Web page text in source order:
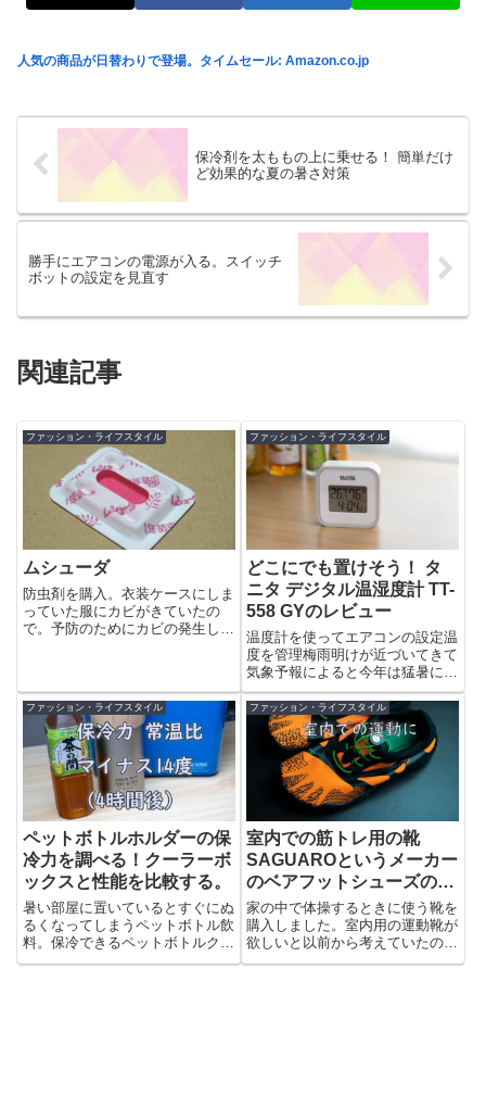
人気の商品が日替わりで登場。タイムセール: Amazon.co.jp
保冷剤を太ももの上に乗せる！ 簡単だけ
ど効果的な夏の暑さ対策
勝手にエアコンの電源が入る。スイッチ
ボットの設定を見直す
関連記事
ファッション・ライフスタイル
ムシューダ
防虫剤を購入。衣装ケースにしま
っていた服にカビがきていたの
で。予防のためにカビの発生して
ファッション・ライフスタイル
どこにでも置けそう！ タ
ニタ デジタル温湿度計 TT-
558 GYのレビュー
温度計を使ってエアコンの設定温
度を管理梅雨明けが近づいてきて
気象予報によると今年は猛暑にな
りそうとのこと。そんなわけで
エ...
ファッション・ライフスタイル
ペットボトルホルダーの保
冷力を調べる！クーラーボ
ックスと性能を比較する。
暑い部屋に置いているとすぐにぬ
るくなってしまうペットボトル飲
料。保冷できるペットボトルクー
ラーを使うことでどのくらいの
ファッション・ライフスタイル
室内での筋トレ用の靴
SAGUAROというメーカー
のベアフットシューズのレ
ビュー
家の中で体操するときに使う靴を
購入しました。室内用の運動靴が
欲しいと以前から考えていたので
すが、名前を聞いたことがある